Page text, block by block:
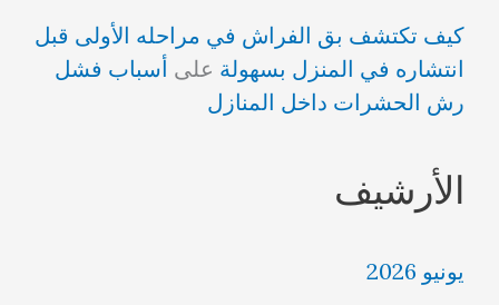
كيف تكتشف بق الفراش في مراحله الأولى قبل
انتشاره في المنزل بسهولة على أسباب فشل
رش الحشرات داخل المنازل
الأرشيف
يونيو 2026